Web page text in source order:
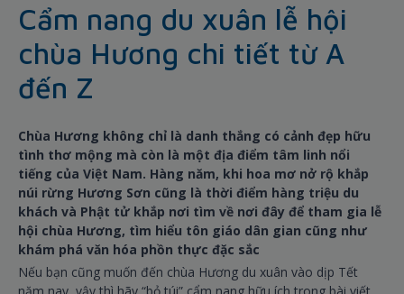
Cẩm nang du xuân lễ hội
chùa Hương chi tiết từ A
đến Z
Chùa Hương không chỉ là danh thắng có cảnh đẹp hữu
tình thơ mộng mà còn là một địa điểm tâm linh nổi
tiếng của Việt Nam. Hàng năm, khi hoa mơ nở rộ khắp
núi rừng Hương Sơn cũng là thời điểm hàng triệu du
khách và Phật tử khắp nơi tìm về nơi đây để tham gia lễ
hội chùa Hương, tìm hiểu tôn giáo dân gian cũng như
khám phá văn hóa phồn thực đặc sắc
Nếu bạn cũng muốn đến chùa Hương du xuân vào dịp Tết